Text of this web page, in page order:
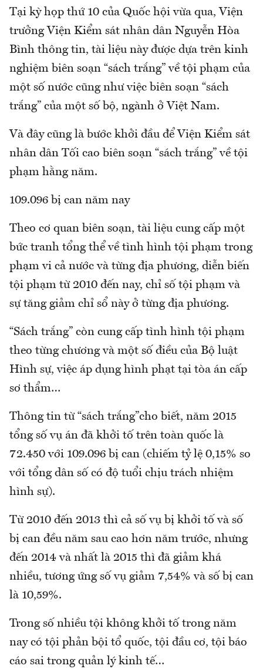
Tại kỳ họp thứ 10 của Quốc hội vừa qua, Viện
trưởng Viện Kiểm sát nhân dân Nguyễn Hòa
Bình thông tin, tài liệu này được dựa trên kinh
nghiệm biên soạn “sách trắng” về tội phạm của
một số nước cũng như việc biên soạn “sách
trắng” của một số bộ, ngành ở Việt Nam.
Và đây cũng là bước khởi đầu để Viện Kiểm sát
nhân dân Tối cao biên soạn “sách trắng” về tội
phạm hằng năm.
109.096 bị can năm nay
Theo cơ quan biên soạn, tài liệu cung cấp một
bức tranh tổng thể về tình hình tội phạm trong
phạm vi cả nước và từng địa phương, diễn biến
tội phạm từ 2010 đến nay, chỉ số tội phạm và
sự tăng giảm chỉ sổ này ở từng địa phương.
“Sách trắng” còn cung cấp tình hình tội phạm
theo từng chương và một số điều của Bộ luật
Hình sự, việc áp dụng hình phạt tại tòa án cấp
sơ thẩm…
Thông tin từ “sách trắng”cho biết, năm 2015
tổng số vụ án đã khởi tố trên toàn quốc là
72.450 với 109.096 bị can (chiếm tỷ lệ 0,15% so
với tổng dân số có độ tuổi chịu trách nhiệm
hình sự).
Từ 2010 đến 2013 thì cả số vụ bị khởi tố và số
bị can đều năm sau cao hơn năm trước, nhưng
đến 2014 và nhất là 2015 thì đã giảm khá
nhiều, tương ứng số vụ giảm 7,54% và số bị can
là 10,59%.
Trong số nhiều tội không khởi tố trong năm
nay có tội phản bội tổ quốc, tội đầu cơ, tội báo
cáo sai trong quản lý kinh tế…